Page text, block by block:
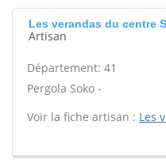
Les verandas du centre
Artisan
Département: 41
Pergola Soko -
Voir la fiche artisan : Les